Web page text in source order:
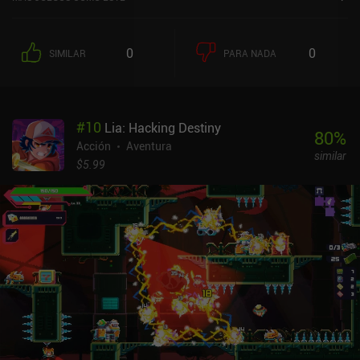
SIMILAR 0 PARA NADA 0
#10 Lia: Hacking Destiny
Acción
Aventura
$5.99
80%
similar